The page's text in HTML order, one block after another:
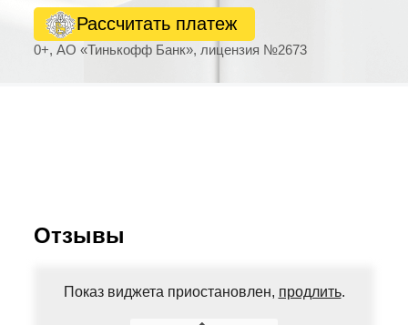
0+, АО «Тинькофф Банк», лицензия №2673
Рассчитать платеж
Отзывы
Показ виджета приостановлен, продлить.